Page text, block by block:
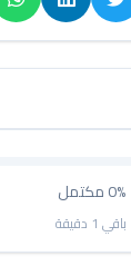
0%مكتمل
باقي 1 دقيقة